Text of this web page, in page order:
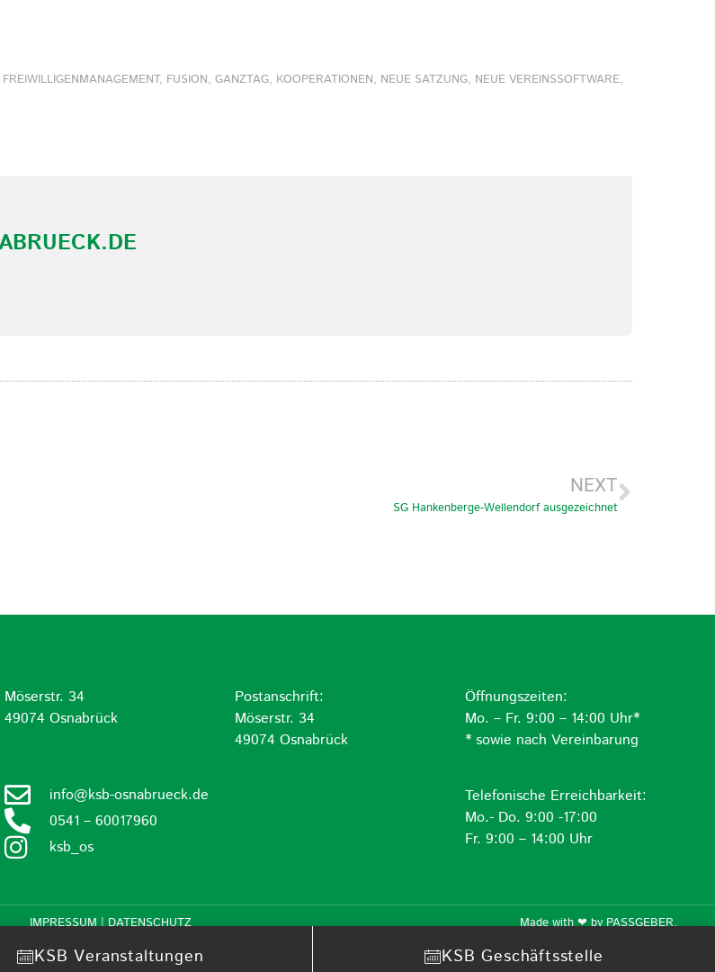
FREIWILLIGENMANAGEMENT, FUSION, GANZTAG, KOOPERATIONEN, NEUE SATZUNG, NEUE VEREINSSOFTWARE,
NEXT
SG Hankenberge-Wellendorf ausgezeichnet
Möserstr. 34
49074 Osnabrück
info@ksb-osnabrueck.de
0541 – 60017960
ksb_os
Postanschrift:
Möserstr. 34
49074 Osnabrück
Öffnungszeiten:
Mo. – Fr. 9:00 – 14:00 Uhr*
* sowie nach Vereinbarung
Telefonische Erreichbarkeit:
Mo.- Do. 9:00 -17:00
Fr. 9:00 – 14:00 Uhr
IMPRESSUM|DATENSCHUTZ Made with ❤ byPASSGEBER.
DigiMember
KSB Veranstaltungen KSB Geschäftsstelle